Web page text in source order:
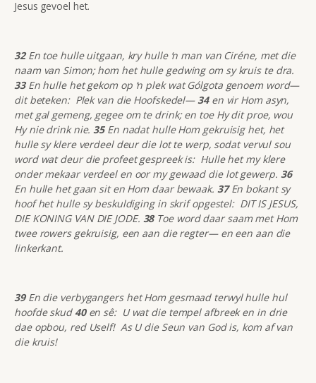
Jesus gevoel het.
32En toe hulle uitgaan, kry hulle ‘n man van Ciréne, met die
naam van Simon; hom het hulle gedwing om sy kruis te dra.
33En hulle het gekom op ‘n plek wat Gólgota genoem word—
dit beteken: Plek van die Hoofskedel—34en vir Hom asyn,
met gal gemeng, gegee om te drink; en toe Hy dit proe, wou
Hy nie drink nie.35En nadat hulle Hom gekruisig het, het
hulle sy klere verdeel deur die lot te werp, sodat vervul sou
word wat deur die profeet gespreek is: Hulle het my klere
onder mekaar verdeel en oor my gewaad die lot gewerp. 36
En hulle het gaan sit en Hom daar bewaak. 37En bokant sy
hoof het hulle sy beskuldiging in skrif opgestel: DIT IS JESUS,
DIE KONING VAN DIE JODE. 38Toe word daar saam met Hom
twee rowers gekruisig, een aan die regter— en een aan die
linkerkant.
39En die verbygangers het Hom gesmaad terwyl hulle hul
hoofde skud 40en sê: U wat die tempel afbreek en in drie
dae opbou, red Uself! As U die Seun van God is, kom af van
die kruis!